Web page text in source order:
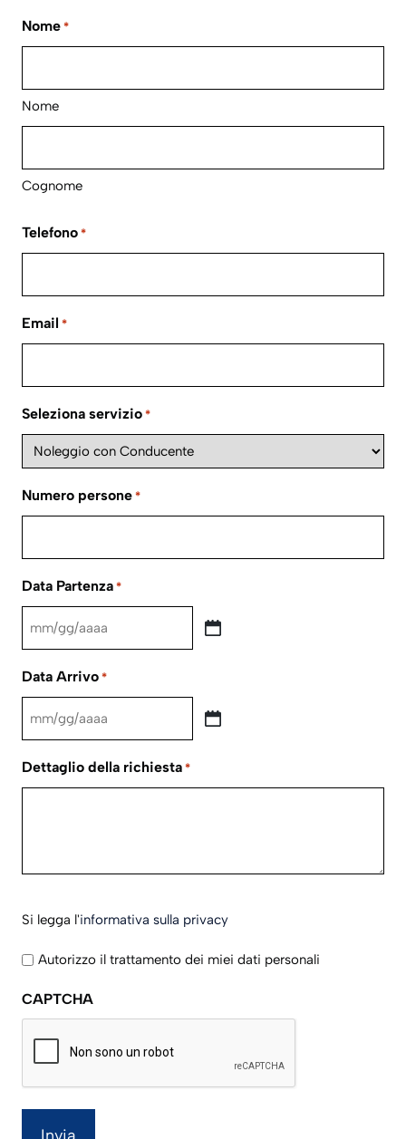
Nome *
Nome
Cognome
Telefono *
Email *
Seleziona servizio *
Numero persone *
Data Partenza *
MM
GG
slash
AAAA
Data Arrivo *
MM
GG
Dettaglio della richiesta *
legga
l'informativa
privacy
Si legga l'informativa sulla privacy
Autorizzo il trattamento dei miei dati personali
CAPTCHA